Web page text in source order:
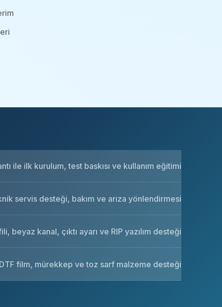
ile ilk kurulum, test baskısı ve kullanım eğitimi
servis desteği, bakım ve arıza yönlendirmesi
beyaz kanal, çıktı ayarı ve RIP yazılım desteği
film, mürekkep ve toz sarf malzeme desteği